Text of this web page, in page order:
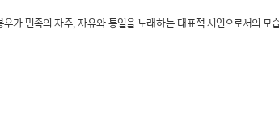
가 민족의 자주, 자유와 통일을 노래하는 대표적 시인으로서의 모